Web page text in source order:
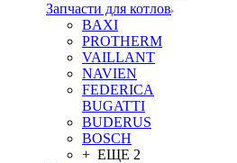
Запчасти для котлов
BAXI
PROTHERM
VAILLANT
NAVIEN
FEDERICA
BUGATTI
BUDERUS
BOSCH
+ ЕЩЕ 2